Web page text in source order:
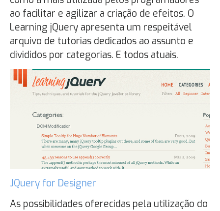
ao facilitar e agilizar a criação de efeitos. O
Learning jQuery apresenta um respeitável
arquivo de tutorias dedicados ao assunto e
divididos por categorias. E todos atuais.
JQuery for Designer
As possibilidades oferecidas pela utilização do